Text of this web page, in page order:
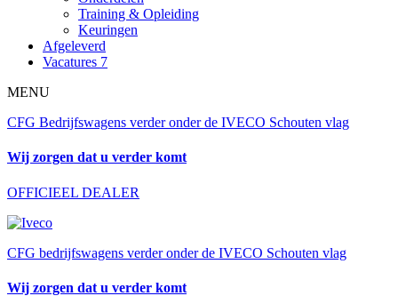
Training & Opleiding
Keuringen
Afgeleverd
Vacatures 7
MENU
CFG Bedrijfswagens verder onder de IVECO Schouten vlag
Wij zorgen dat u verder komt
OFFICIEEL DEALER
CFG bedrijfswagens verder onder de IVECO Schouten vlag
Wij zorgen dat u verder komt